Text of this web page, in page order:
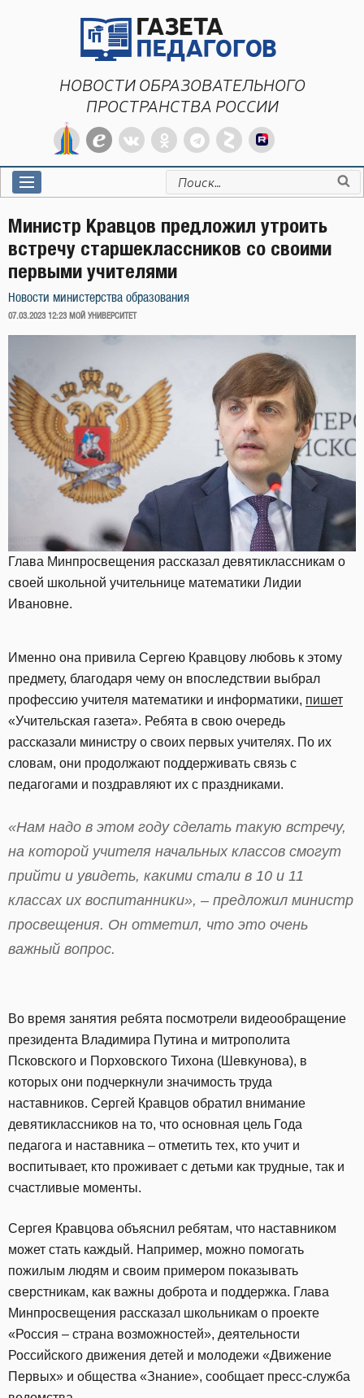
НОВОСТИ ОБРАЗОВАТЕЛЬНОГО
ПРОСТРАНСТВА РОССИИ
Искать:
Министр Кравцов предложил утроить
встречу старшеклассников со своими
первыми учителями
Новости министерства образования
ОПУБЛИКОВАНО
07.03.2023 12:23 МОЙ УНИВЕРСИТЕТ
Глава Минпросвещения рассказал девятиклассникам о
своей школьной учительнице математики Лидии
Ивановне.
Именно она привила Сергею Кравцову любовь к этому
предмету, благодаря чему он впоследствии выбрал
профессию учителя математики и информатики, пишет
«Учительская газета». Ребята в свою очередь
рассказали министру о своих первых учителях. По их
словам, они продолжают поддерживать связь с
педагогами и поздравляют их с праздниками.
«Нам надо в этом году сделать такую встречу,
на которой учителя начальных классов смогут
прийти и увидеть, какими стали в 10 и 11
классах их воспитанники», – предложил министр
просвещения. Он отметил, что это очень
важный вопрос.
Во время занятия ребята посмотрели видеообращение
президента Владимира Путина и митрополита
Псковского и Порховского Тихона (Шевкунова), в
которых они подчеркнули значимость труда
наставников. Сергей Кравцов обратил внимание
девятиклассников на то, что основная цель Года
педагога и наставника – отметить тех, кто учит и
воспитывает, кто проживает с детьми как трудные, так и
счастливые моменты.
Сергея Кравцова объяснил ребятам, что наставником
может стать каждый. Например, можно помогать
пожилым людям и своим примером показывать
сверстникам, как важны доброта и поддержка. Глава
Минпросвещения рассказал школьникам о проекте
«Россия – страна возможностей», деятельности
Российского движения детей и молодежи «Движение
Первых» и общества «Знание», сообщает пресс-служба